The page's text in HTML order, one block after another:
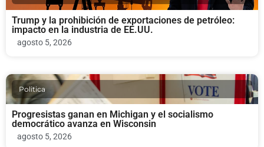
Trump y la prohibición de exportaciones de petróleo:
impacto en la industria de EE.UU.
agosto 5, 2026
Politica
Progresistas ganan en Michigan y el socialismo
democrático avanza en Wisconsin
agosto 5, 2026